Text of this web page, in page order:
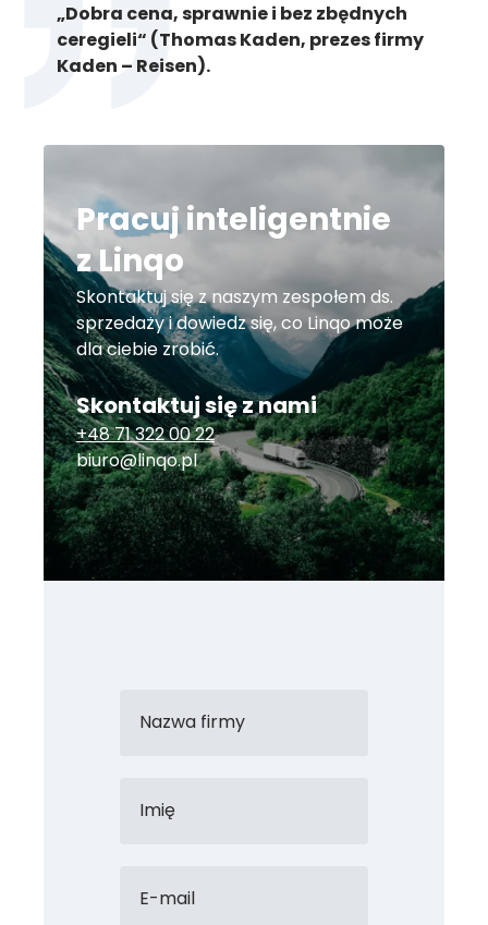
„Dobra cena, sprawnie i bez zbędnych
ceregieli“ (Thomas Kaden, prezes firmy
Kaden – Reisen).
Pracuj inteligentnie
z Linqo
Skontaktuj się z naszym zespołem ds.
sprzedaży i dowiedz się, co Linqo może
dla ciebie zrobić.
Skontaktuj się z nami
+48 71 322 00 22
biuro@linqo.pl
Nazwa firmy
Imię
E-mail